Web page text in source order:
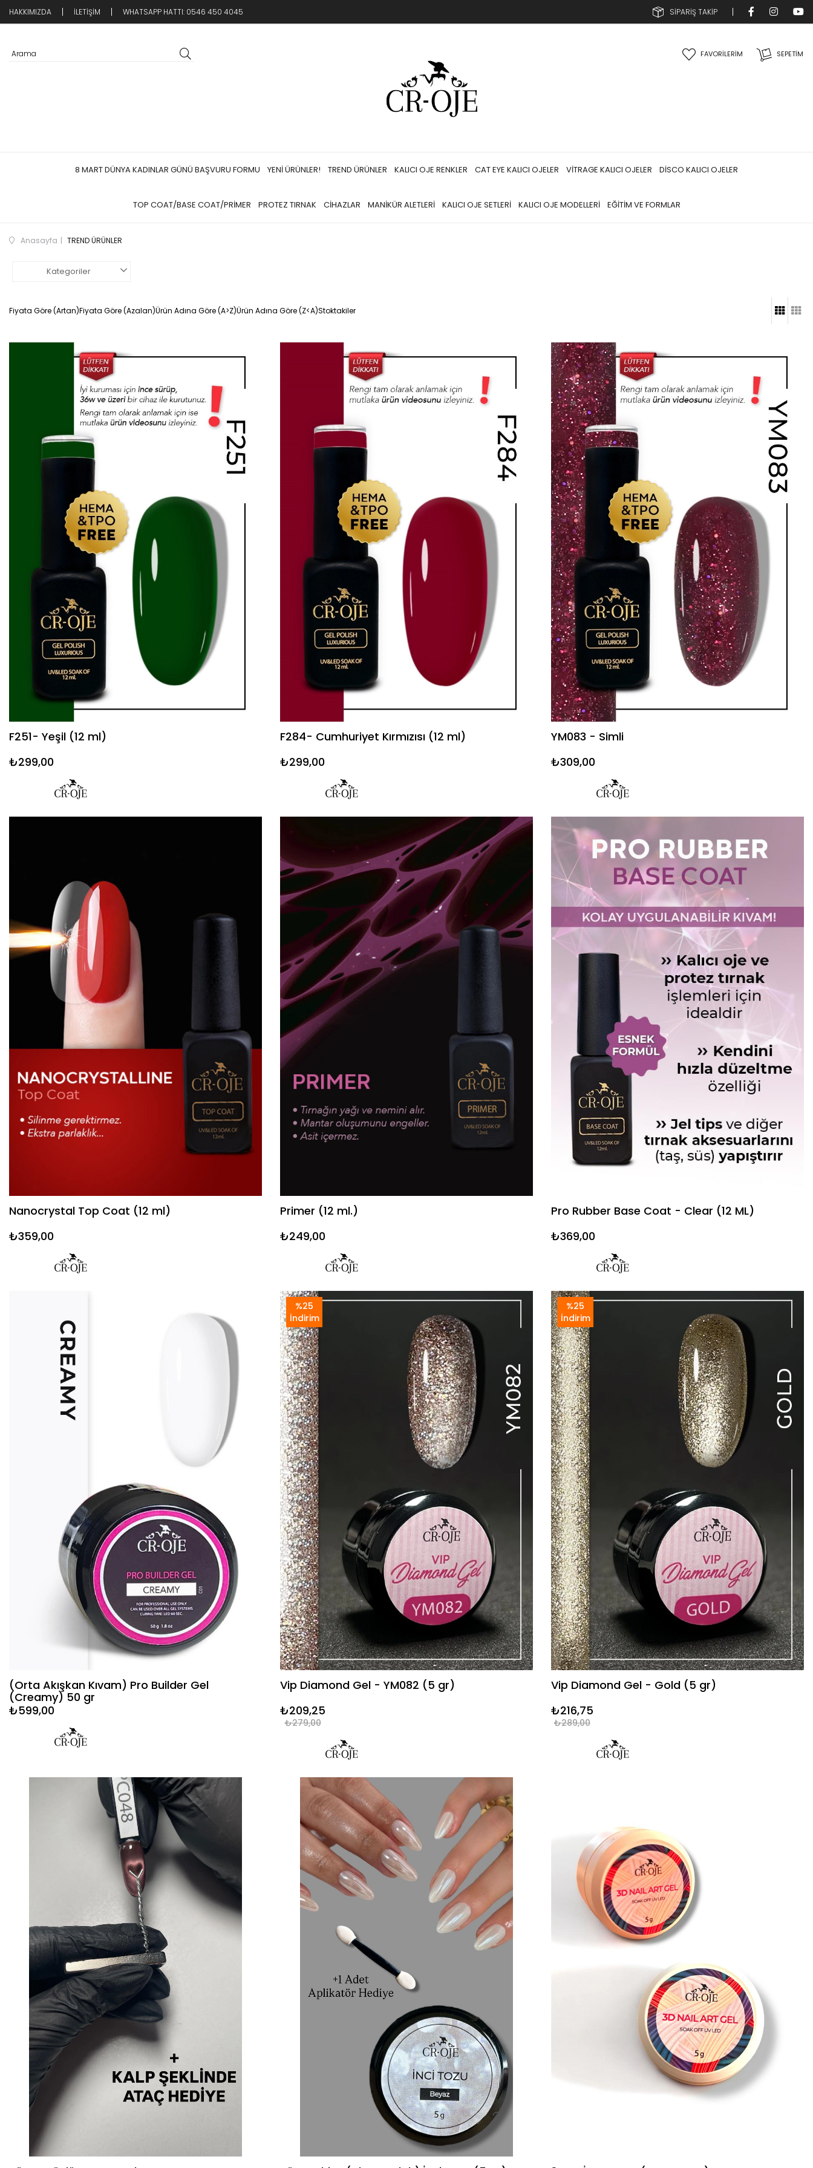
HAKKIMIZDA İLETİŞİM WHATSAPP HATTI: 0546 450 4045 SİPARİŞ TAKİP
SEPETIM
FAVORİLERİM
8 MART DÜNYA KADINLAR GÜNÜ BAŞVURU FORMU YENİ ÜRÜNLER! TREND ÜRÜNLER KALICI OJE RENKLER CAT EYE KALICI OJELER VİTRAGE KALICI OJELER DİSCO KALICI OJELER
TOP COAT/BASE COAT/PRİMER PROTEZ TIRNAK CİHAZLAR MANİKÜR ALETLERİ KALICI OJE SETLERİ KALICI OJE MODELLERİ EĞİTİM VE FORMLAR
Anasayfa TREND ÜRÜNLER
Kategoriler
Fiyata Göre (Artan)Fiyata Göre (Azalan)Ürün Adına Göre (A>Z)Ürün Adına Göre (Z<A)Stoktakiler
F251- Yeşil (12 ml)
₺299,00
F284- Cumhuriyet Kırmızısı (12 ml)
₺299,00
YM083 - Simli
₺309,00
Nanocrystal Top Coat (12 ml)
₺359,00
Primer (12 ml.)
₺249,00
Pro Rubber Base Coat - Clear (12 ML)
₺369,00
(Orta Akışkan Kıvam) Pro Builder Gel
(Creamy) 50 gr
₺599,00
Vip Diamond Gel - YM082 (5 gr)
₺209,25
₺279,00
%25
İndirim
Vip Diamond Gel - Gold (5 gr)
₺216,75
₺289,00
%25
İndirim